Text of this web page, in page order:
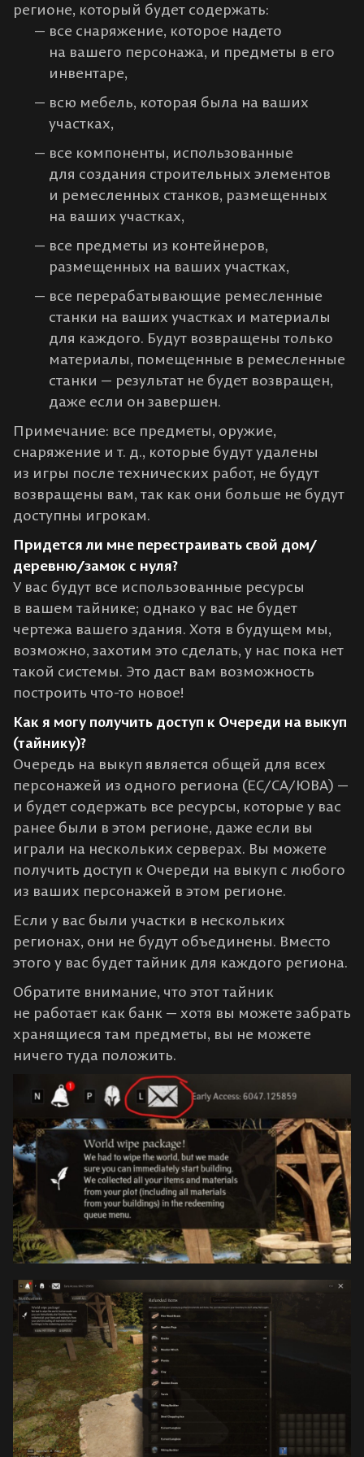
регионе, который будет содержать:
все снаряжение, которое надето
на вашего персонажа, и предметы в его
инвентаре,
всю мебель, которая была на ваших
участках,
все компоненты, использованные
для создания строительных элементов
и ремесленных станков, размещенных
на ваших участках,
все предметы из контейнеров,
размещенных на ваших участках,
все перерабатывающие ремесленные
станки на ваших участках и материалы
для каждого. Будут возвращены только
материалы, помещенные в ремесленные
станки — результат не будет возвращен,
даже если он завершен.
Примечание: все предметы, оружие,
снаряжение и т. д., которые будут удалены
из игры после технических работ, не будут
возвращены вам, так как они больше не будут
доступны игрокам.
Придется ли мне перестраивать свой дом/
деревню/замок с нуля?
У вас будут все использованные ресурсы
в вашем тайнике; однако у вас не будет
чертежа вашего здания. Хотя в будущем мы,
возможно, захотим это сделать, у нас пока нет
такой системы. Это даст вам возможность
построить что-то новое!
Как я могу получить доступ к Очереди на выкуп
(тайнику)?
Очередь на выкуп является общей для всех
персонажей из одного региона (ЕС/СА/ЮВА) —
и будет содержать все ресурсы, которые у вас
ранее были в этом регионе, даже если вы
играли на нескольких серверах. Вы можете
получить доступ к Очереди на выкуп с любого
из ваших персонажей в этом регионе.
Если у вас были участки в нескольких
регионах, они не будут объединены. Вместо
этого у вас будет тайник для каждого региона.
Обратите внимание, что этот тайник
не работает как банк — хотя вы можете забрать
хранящиеся там предметы, вы не можете
ничего туда положить.